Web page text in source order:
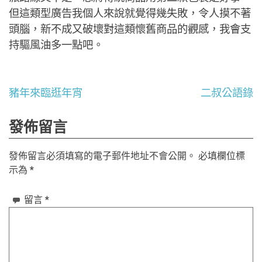
但這類型廣告我個人來說就覺得幾失敗，令人摸不著
頭腦，新不成又破壞對這類懷舊商品的觀感，我會支
持驅風油多一點吧。
文
章
導
覽
豬年來臨逛年宵 二叔公語錄
發佈留言
發佈留言必須填寫的電子郵件地址不會公開。 必填欄位標
示為 *
留言 *